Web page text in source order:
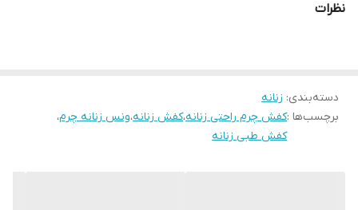
ترک بوده و استاندارد و بسیار راحت می باشد. این کفش کار تمام چرم
اگر پایی با پنجه پهن دارید سایز استاندارد خود را انتخاب کرده و اگر پایی
لاغر یا نرمال دارید یک سایز کوچکتر انتخاب بفرمایید.
نظرات
دسته‌بندی: زنانه
برچسب‌ها :کفش چرم راحتی زنانه،کفش زنانه،ونس زنانه چرم،
کفش طبی زنانه